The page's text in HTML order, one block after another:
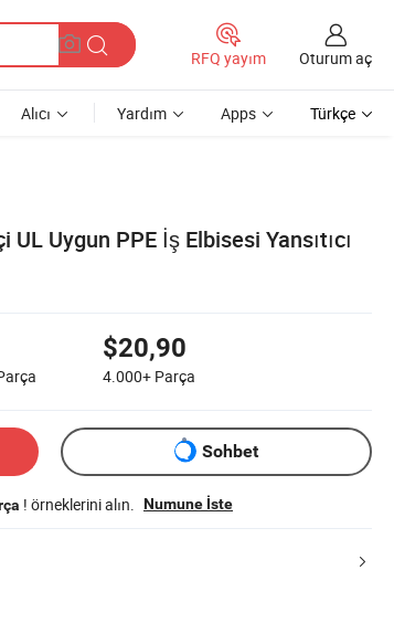
RFQ yayım Oturum aç
Alıcı Yardım Apps Türkçe
Uygun PPE İş Elbisesi Yansıtıcı
$20,90
4.000+ Parça
Sohbet
! örneklerini alın. Numune İste